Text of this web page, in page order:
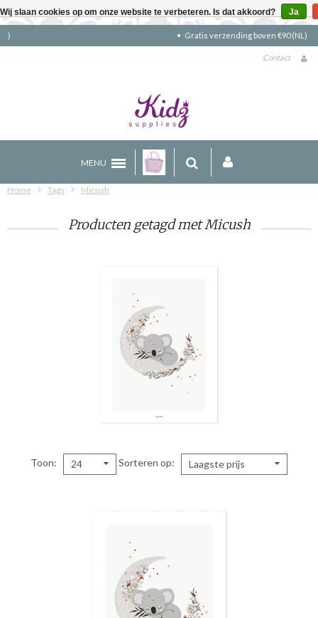
Gratis verzending boven €90 (NL)
Contact
MENU
Home Tags Micush
Producten getagd met Micush
Toon 24 Sorteren op Laagste prijs
Wij slaan cookies op om onze website te verbeteren. Is dat akkoord? Ja